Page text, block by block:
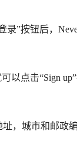
录”按钮后，
以点击“Sign
，城市和邮政